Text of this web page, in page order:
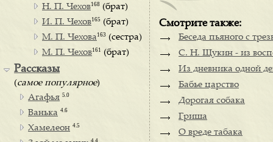
Смотрите также:
Беседа пьяного с
С. Н. Щукин - из
Из дневника одной
Бабье царство
Дорогая собака
Гриша
О вреде табака
Н. П. Чехов168 (брат)
И. П. Чехов165 (брат)
М. П. Чехова 163 (сестра)
М. П. Чехов161 (брат)
Рассказы
(самое популярное)
Агафья 5.0
Ванька 4.6
Хамелеон 4.5
4.4